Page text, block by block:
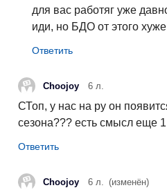
для вас работяг уже
иди, но БДО от этого
Choojoy 6 л.
СТоп, у нас на ру он
сезона??? есть смысл еще 1
Choojoy 6 л. (изменён)